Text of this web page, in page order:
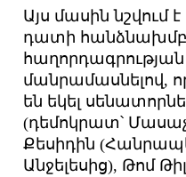
Այս մասին նշվում
դատի
հաղորդագրության
մանրամասնելով,
են եկել
(դեմոկրատ՝
Քեսիդին
Անջելեսից), Թոմ